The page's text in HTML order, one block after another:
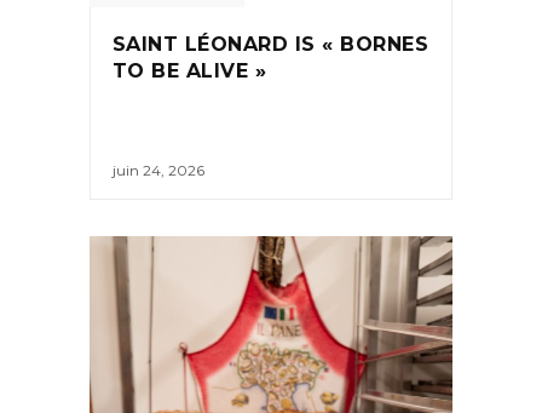
SAINT LÉONARD IS « BORNES
TO BE ALIVE »
juin 24, 2026